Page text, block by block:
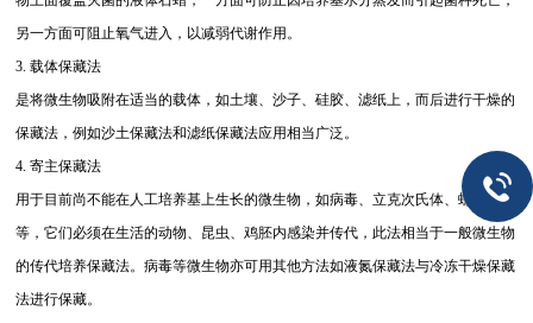
另一方面可阻止氧气进入，以减弱代谢作用。
3. 载体保藏法
是将微生物吸附在适当的载体，如土壤、沙子、硅胶、滤纸上，而后进行干燥的
保藏法，例如沙土保藏法和滤纸保藏法应用相当广泛。
4. 寄主保藏法
用于目前尚不能在人工培养基上生长的微生物，如病毒、立克次氏体、螺旋体
等，它们必须在生活的动物、昆虫、鸡胚内感染并传代，此法相当于一般微生物
的传代培养保藏法。病毒等微生物亦可用其他方法如液氮保藏法与冷冻干燥保藏
法进行保藏。